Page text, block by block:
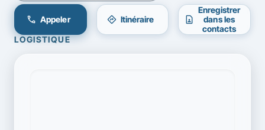
call Appeler directions Itinéraire contact_page
Enregistrer
dans les
contacts
LOGISTIQUE